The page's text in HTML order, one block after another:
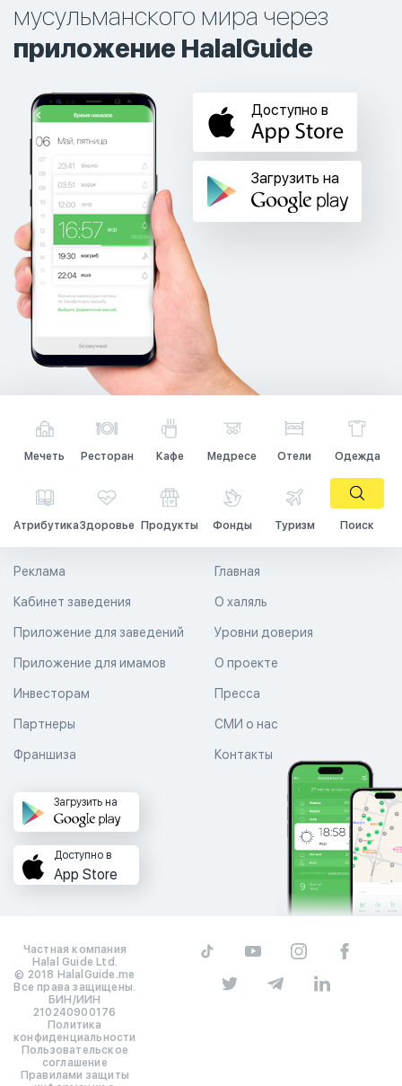
мусульманского мира через
приложение HalalGuide
Доступно в
Загрузить на
Мечеть Ресторан Кафе Медресе Отели Одежда
АтрибутикаЗдоровье Продукты Фонды Туризм Поиск
Главная
О халяль
Уровни доверия
Реклама
Кабинет заведения
Приложение для заведений
Приложение для имамов О проекте
Пресса
СМИ о нас
Контакты
Инвесторам
Партнеры
Франшиза
Загрузить на
Доступно в
App Store
Частная компания
Halal Guide Ltd.
© 2018 HalalGuide.me
Все права защищены.
БИН/ИИН
210240900176
Политика
конфиденциальности
Пользовательское
соглашение
Правилами защиты